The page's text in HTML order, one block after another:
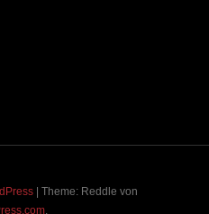
| Theme: Reddle von
.